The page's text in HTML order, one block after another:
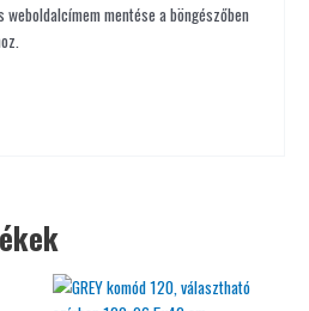
weboldalcímem mentése a böngészőben